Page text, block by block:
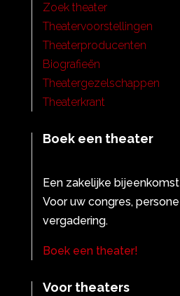
Zoek theater
Theatervoorstellingen
Theaterproducenten
Biografieën
Theatergezelschappen
Theaterkrant
Boek een theater
Een zakelijke
Voor uw congres,
vergadering.
Boek een theater!
Voor theaters